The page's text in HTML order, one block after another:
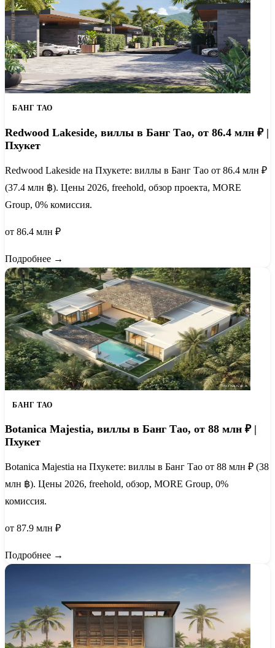
БАНГ ТАО
Redwood Lakeside, виллы в Банг Тао, от 86.4 млн ₽ |
Пхукет
Redwood Lakeside на Пхукете: виллы в Банг Тао от 86.4 млн ₽
(37.4 млн ฿). Цены 2026, freehold, обзор проекта, MORE
Group, 0% комиссия.
от 86.4 млн ₽
Подробнее →
БАНГ ТАО
Botanica Majestia, виллы в Банг Тао, от 88 млн ₽ |
Пхукет
Botanica Majestia на Пхукете: виллы в Банг Тао от 88 млн ₽ (38
млн ฿). Цены 2026, freehold, обзор, MORE Group, 0%
комиссия.
от 87.9 млн ₽
Подробнее →